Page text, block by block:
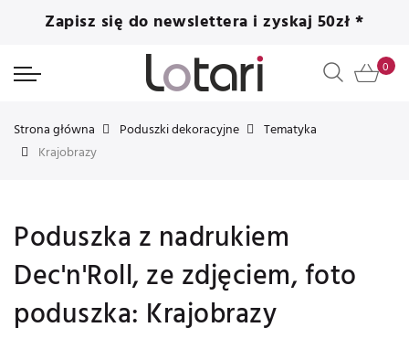
Zapisz się do newslettera i zyskaj 50zł *
Strona główna Poduszki dekoracyjne
Tematyka
Krajobrazy
Poduszka z nadrukiem
Dec'n'Roll, ze zdjęciem, foto
poduszka: Krajobrazy